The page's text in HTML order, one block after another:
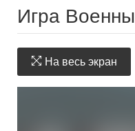
Игра
На весь экран